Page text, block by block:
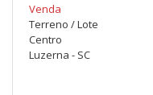
Venda
Terreno / Lote
Centro
Luzerna - SC